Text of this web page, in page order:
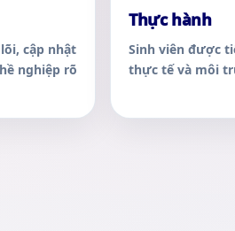
cập nhật
nghiệp rõ
Thực hành
Sinh viên được
thực tế và môi